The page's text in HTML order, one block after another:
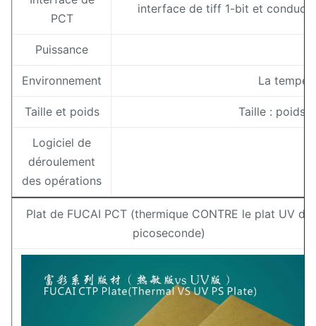
PCT
interface de tiff 1-bit et
Puissance
Environnement La
Taille et poids Taille : poids
Logiciel de
déroulement
des opérations
Plat de FUCAI PCT (thermique CONTRE le plat UV de
picoseconde)